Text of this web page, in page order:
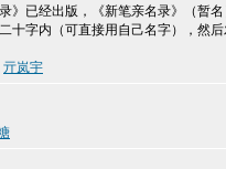
录》已经出版，《新笔亲名录》（暂
十字内（可直接用自己名字），然
亓岚宇